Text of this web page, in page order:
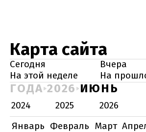
Карта сайта
Сегодня
Вчера
На этой неделе
На
ГОДА 2026 ИЮНЬ
2024 2025
2026
Январь Февраль Март